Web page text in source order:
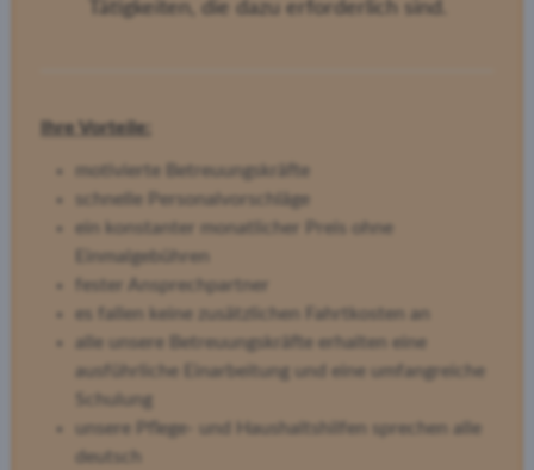
Tätigkeiten, die dazu erforderlich sind.
Ihre Vorteile:
motivierte Betreuungskräfte
schnelle Personalvorschläge
ein konstanter monatlicher Preis ohne
Einmalgebühren
fester Ansprechpartner
es fallen keine zusätzlichen Fahrtkosten an
alle unsere Betreuungskräfte erhalten eine
ausführliche Einarbeitung und eine umfangreiche
Schulung
unsere Pflege- und Haushaltshilfen sprechen alle
deutsch